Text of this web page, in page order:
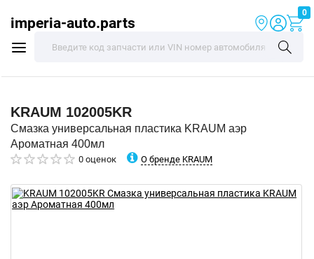
imperia-auto.parts
0
KRAUM 102005KR
Смазка универсальная пластика KRAUM аэр
Ароматная 400мл
0 оценок О бренде KRAUM